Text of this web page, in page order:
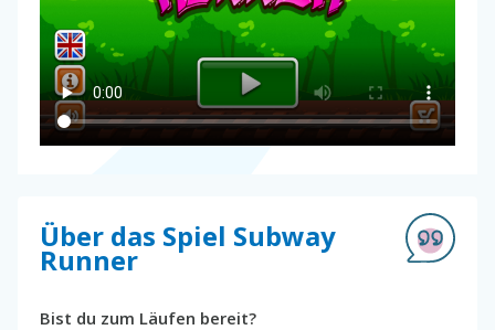
Über das Spiel Subway
Runner
Bist du zum Läufen bereit?